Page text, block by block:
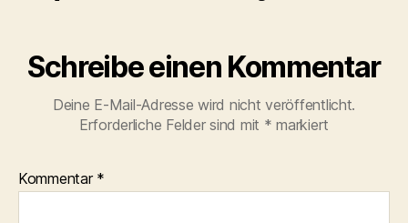
Schreibe einen Kommentar
Deine E-Mail-Adresse wird nicht veröffentlicht.
Erforderliche Felder sind mit * markiert
Kommentar *